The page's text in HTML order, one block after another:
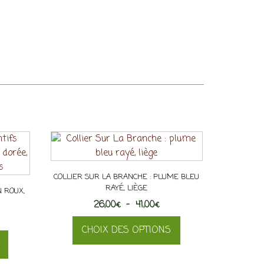
ROUX,
COLLIER SUR LA BRANCHE : PLUME BLEU
RAYÉ, LIÈGE
26,00€ – 41,00€Plage
de
prix :
26,00€
CHOIX DES OPTIONS